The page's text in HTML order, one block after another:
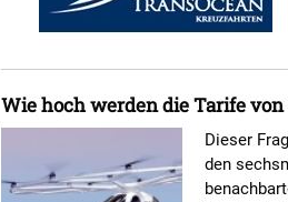
Wie hoch werden die Tarife
Dieser
den